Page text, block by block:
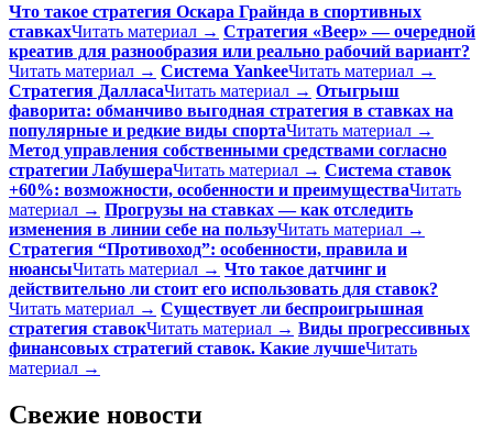
Что такое стратегия Оскара Грайнда в спортивных
ставкахЧитать материал → Стратегия «Веер» — очередной
креатив для разнообразия или реально рабочий вариант?
Читать материал → Система YankeeЧитать материал →
Стратегия ДалласаЧитать материал → Отыгрыш
фаворита: обманчиво выгодная стратегия в ставках на
популярные и редкие виды спортаЧитать материал →
Метод управления собственными средствами согласно
стратегии ЛабушераЧитать материал → Система ставок
+60%: возможности, особенности и преимуществаЧитать
материал → Прогрузы на ставках — как отследить
изменения в линии себе на пользуЧитать материал →
Стратегия “Противоход”: особенности, правила и
нюансыЧитать материал → Что такое датчинг и
действительно ли стоит его использовать для ставок?
Читать материал → Существует ли беспроигрышная
стратегия ставокЧитать материал → Виды прогрессивных
финансовых стратегий ставок. Какие лучшеЧитать
материал →
Свежие новости